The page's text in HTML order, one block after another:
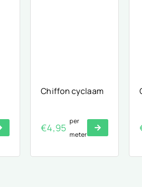
Chiffon cyclaam
€4,95
per
meter